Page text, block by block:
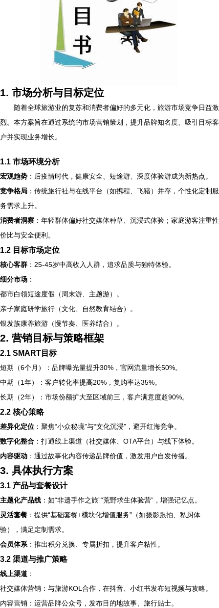
1. 市场分析与目标定位
随着全球旅游业的复苏和消费者偏好的多元化，旅游市场竞争日益激
烈。本方案旨在通过系统的市场营销策划，提升品牌知名度、吸引目标客
户并实现业务增长。
1.1 市场环境分析
宏观趋势 ：后疫情时代，健康安全、短途游、深度体验游成为新热点。
竞争格局 ：传统旅行社与在线平台（如携程、飞猪）并存，个性化定制服
务需求上升。
消费者洞察 ：年轻群体偏好社交媒体种草、沉浸式体验；家庭游客注重性
价比与安全便利。
1.2 目标市场定位
核心客群 ：25-45岁中高收入人群，追求品质与独特体验。
细分市场 ：
都市白领短途度假（周末游、主题游）。
亲子家庭研学旅行（文化、自然教育结合）。
银发族康养旅游（慢节奏、医养结合）。
2. 营销目标与策略框架
2.1 SMART目标
短期（6个月）：品牌曝光量提升30%，官网流量增长50%。
中期（1年）：客户转化率提高20%，复购率达35%。
长期（2年）：市场份额扩大至区域前三，客户满意度超90%。
2.2 核心策略
差异化定位 ：聚焦“小众秘境”与“文化沉浸”，避开红海竞争。
数字化整合 ：打通线上渠道（社交媒体、OTA平台）与线下体验。
内容驱动 ：通过故事化内容传递品牌价值，激发用户自发传播。
3. 具体执行方案
3.1 产品与套餐设计
主题化产品线 ：如“非遗手作之旅”“荒野求生体验营”，增强记忆点。
灵活套餐 ：提供“基础套餐+模块化增值服务”（如摄影跟拍、私厨体
验），满足定制需求。
会员体系 ：推出积分兑换、专属折扣，提升客户粘性。
3.2 渠道与推广策略
线上渠道 ：
社交媒体营销：与旅游KOL合作，在抖音、小红书发布短视频与攻略。
内容营销：运营品牌公众号，发布目的地故事、旅行贴士。